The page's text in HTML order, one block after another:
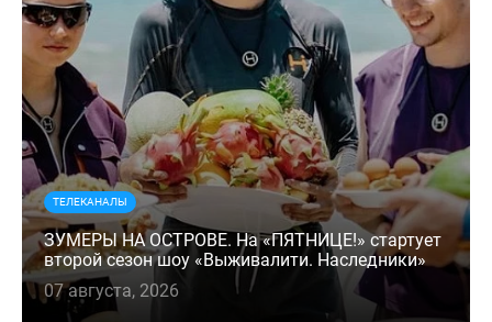
ТЕЛЕКАНАЛЫ
ЗУМЕРЫ НА ОСТРОВЕ. На «ПЯТНИЦЕ!» стартует
второй сезон шоу «Выживалити. Наследники»
07 августа, 2026